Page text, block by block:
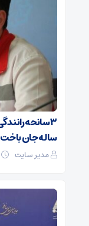
ساله جان باخت
مدیر سایت